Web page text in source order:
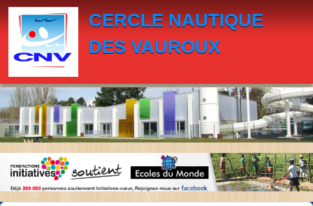
CERCLE NAUTIQUE
DES VAUROUX
Panneau de gestion des cookies